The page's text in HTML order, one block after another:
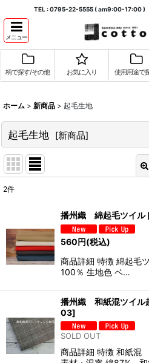
TEL : 0795-22-5555 ( am9:00-17:00
メニュー
柄で探す/その他 お気に入り 使用用途で
ホーム > 新商品 > 起毛生地
起毛生地 [新商品]
並び順:
絞り込
2件
播州織 綿起毛ツイル
560円(税込)
商品詳細 特徴 綿起毛
100％ 生地色 ベ…
播州織 和紙混ツイル
03]
SOLD OUT
商品詳細 特徴 和紙混